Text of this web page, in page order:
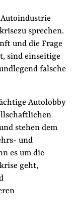
sprechen.
und die Frage
sind einseitige
falsche
Autolobby
stehen dem
und
es um die
geht,